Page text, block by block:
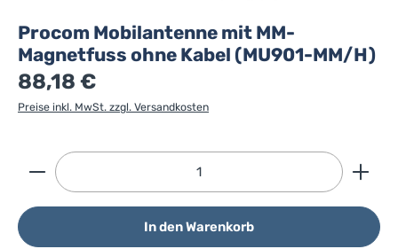
Procom Mobilantenne mit MM-
Magnetfuss ohne Kabel (MU901-MM/H)
88,18 €
Preise inkl. MwSt. zzgl. Versandkosten
Produkt Anzahl: Gib den gewünschten Wert ein
In den Warenkorb